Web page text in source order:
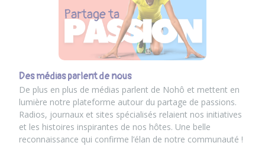
Des médias parlent de nous
De plus en plus de médias parlent de Nohô et mettent en
lumière notre plateforme autour du partage de passions.
Radios, journaux et sites spécialisés relaient nos initiatives
et les histoires inspirantes de nos hôtes. Une belle
reconnaissance qui confirme l’élan de notre communauté !